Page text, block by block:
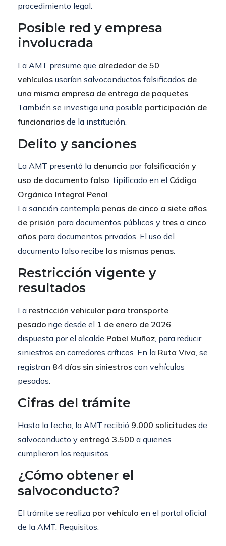
procedimiento legal.
Posible red y empresa
involucrada
La AMT presume que alrededor de 50
vehículos usarían salvoconductos falsificados de
una misma empresa de entrega de paquetes.
También se investiga una posible participación de
funcionarios de la institución.
Delito y sanciones
La AMT presentó la denuncia porfalsificación y
uso de documento falso, tipificado en el Código
Orgánico Integral Penal.
La sanción contempla penas de cinco a siete años
de prisión para documentos públicos y tres a cinco
años para documentos privados. El uso del
documento falso recibe las mismas penas.
Restricción vigente y
resultados
La restricción vehicular para transporte
pesado rige desde el 1 de enero de 2026,
dispuesta por el alcalde Pabel Muñoz, para reducir
siniestros en corredores críticos. En la Ruta Viva, se
registran 84 días sin siniestros con vehículos
pesados.
Cifras del trámite
Hasta la fecha, la AMT recibió 9.000 solicitudes de
salvoconducto y entregó 3.500 a quienes
cumplieron los requisitos.
¿Cómo obtener el
salvoconducto?
El trámite se realiza por vehículo en el portal oficial
de la AMT. Requisitos: